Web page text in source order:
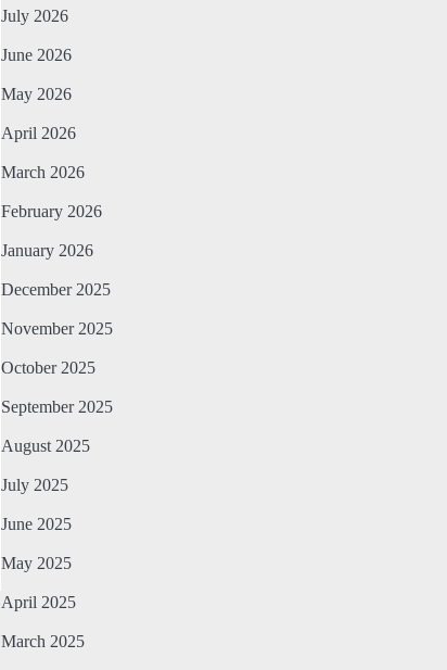
July 2026
June 2026
May 2026
April 2026
March 2026
February 2026
January 2026
December 2025
November 2025
October 2025
September 2025
August 2025
July 2025
June 2025
May 2025
April 2025
March 2025